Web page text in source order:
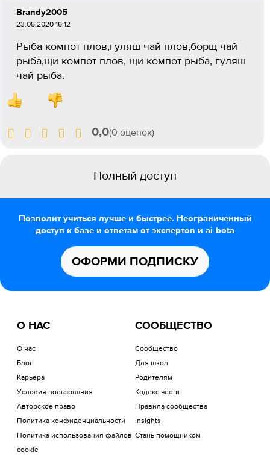
Brandy2005
23.05.2020 16:12
Рыба компот плов,гуляш чай плов,борщ чай
рыба,щи компот плов, щи компот рыба, гуляш
чай рыба.
0,0(0 оценок)
Полный доступ
Позволит учиться лучше и быстрее. Неограниченный
доступ к базе и ответам от экспертов и ai-bota
ОФОРМИ ПОДПИСКУ
О НАС
О нас
Блог
Карьера
Условия пользования
Авторское право
Политика конфиденциальности
Политика использования файлов
cookie
СООБЩЕСТВО
Сообщество
Для школ
Родителям
Кодекс чести
Правила сообщества
Insights
Стань помощником